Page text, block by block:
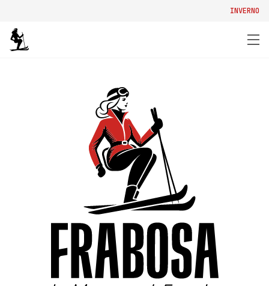
INVERNO